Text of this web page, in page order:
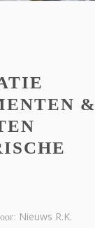
&
Nieuws R.K.